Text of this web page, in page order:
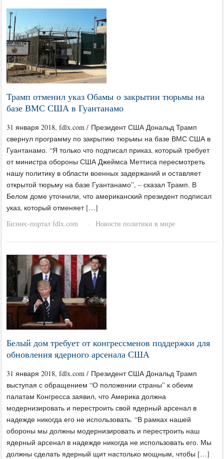
Трамп отменил указ Обамы о закрытии тюрьмы на
базе ВМС США в Гуантанамо
31 января 2018, fdlx.com / Президент США Дональд Трамп
свернул программу по закрытию тюрьмы на базе ВМС США в
Гуантанамо. “Я только что подписал приказ, который требует
от министра обороны США Джеймса Меттиса пересмотреть
нашу политику в области военных задержаний и оставляет
открытой тюрьму на базе Гуантанамо”, – сказал Трамп. В
Белом доме уточнили, что американский президент подписал
указ, который отменяет […]
Бизнес-портал fdlx.com
· Новости политики в мире
Белый дом требует от конгрессменов поддержки для
обновления ядерного арсенала США
31 января 2018, fdlx.com / Президент США Дональд Трамп
выступая с обращением “О положении страны” к обеим
палатам Конгресса заявил, что Америка должна
модернизировать и перестроить свой ядерный арсенал в
надежде никогда его не использовать. “В рамках нашей
обороны мы должны модернизировать и перестроить наш
ядерный арсенал в надежде никогда не использовать его. Мы
должны сделать ядерный щит настолько мощным, чтобы […]